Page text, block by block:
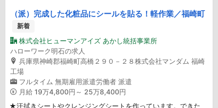
（派）完成した化粧品にシールを貼る！軽作業／福崎町
新着
株式会社ヒューマンアイズ あかし統括事業所
ハローワーク明石の求人
兵庫県神崎郡福崎町高橋２９０－２８株式会社マンダム 福崎
工場
フルタイム 無期雇用派遣労働者 派遣
月給 19万4,800円～ 25万8,400円
★汗拭きシートやクレンジングシートを作っています。できた